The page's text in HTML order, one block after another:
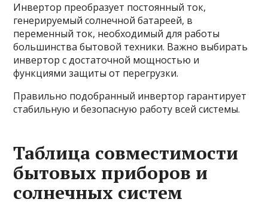
Инвертор преобразует постоянный ток,
генерируемый солнечной батареей, в
переменный ток, необходимый для работы
большинства бытовой техники. Важно выбирать
инвертор с достаточной мощностью и
функциями защиты от перегрузки.
Правильно подобранный инвертор гарантирует
стабильную и безопасную работу всей системы.
Таблица совместимости
бытовых приборов и
солнечных систем